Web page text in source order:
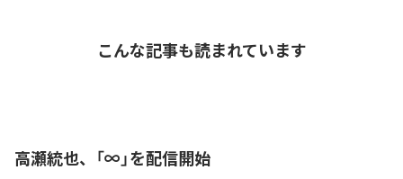
こんな記事も読まれています
高瀬統也、「∞」を配信開始